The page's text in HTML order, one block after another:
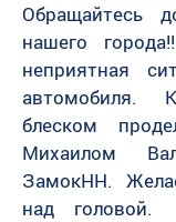
Обращайтесь
нашего
неприятная
автомобиля.
блеском
Михаилом
ЗамокНН.
над